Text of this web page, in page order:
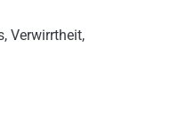
Verwirrtheit,